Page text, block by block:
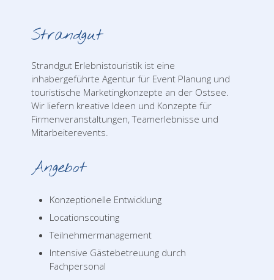
Strandgut
Strandgut Erlebnistouristik ist eine
inhabergeführte Agentur für Event Planung und
touristische Marketingkonzepte an der Ostsee.
Wir liefern kreative Ideen und Konzepte für
Firmenveranstaltungen, Teamerlebnisse und
Mitarbeiterevents.
Angebot
Konzeptionelle Entwicklung
Locationscouting
Teilnehmermanagement
Intensive Gästebetreuung durch
Fachpersonal